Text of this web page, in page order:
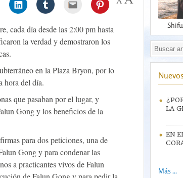
cada día desde las 2:00 pm hasta
la verdad y demostraron los
en la Plaza Bryon, por lo
hora del día.
que pasaban por el lugar, y
Gong y los beneficios de la
para dos peticiones, una de
Gong y para condenar las
a practicantes vivos de Falun
LA
EN
Más ...